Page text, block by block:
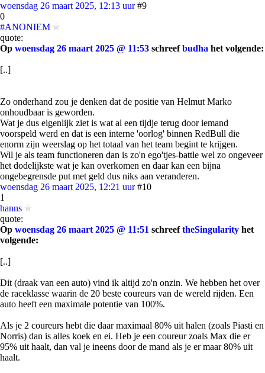
woensdag 26 maart 2025, 12:13 uur #9
0
#ANONIEM
quote:
Op woensdag 26 maart 2025 @ 11:53 schreefbudha het volgende:
[..]
Zo onderhand zou je denken dat de positie van Helmut Marko
onhoudbaar is geworden.
Wat je dus eigenlijk ziet is wat al een tijdje terug door iemand
voorspeld werd en dat is een interne 'oorlog' binnen RedBull die
enorm zijn weerslag op het totaal van het team begint te krijgen.
Wil je als team functioneren dan is zo'n ego'tjes-battle wel zo ongeveer
het dodelijkste wat je kan overkomen en daar kan een bijna
ongebegrensde put met geld dus niks aan veranderen.
woensdag 26 maart 2025, 12:21 uur #10
1
hanns
quote:
Op woensdag 26 maart 2025 @ 11:51 schreeftheSingularity het
volgende:
[..]
Dit (draak van een auto) vind ik altijd zo'n onzin. We hebben het over
de raceklasse waarin de 20 beste coureurs van de wereld rijden. Een
auto heeft een maximale potentie van 100%.
Als je 2 coureurs hebt die daar maximaal 80% uit halen (zoals Piasti en
Norris) dan is alles koek en ei. Heb je een coureur zoals Max die er
95% uit haalt, dan val je ineens door de mand als je er maar 80% uit
haalt.